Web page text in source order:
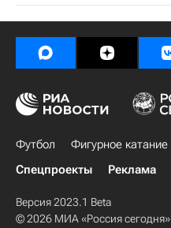
Футбол Фигурное катание
Спецпроекты
Реклама
Версия 2023.1 Beta
© 2026 МИА «Россия сегодня»